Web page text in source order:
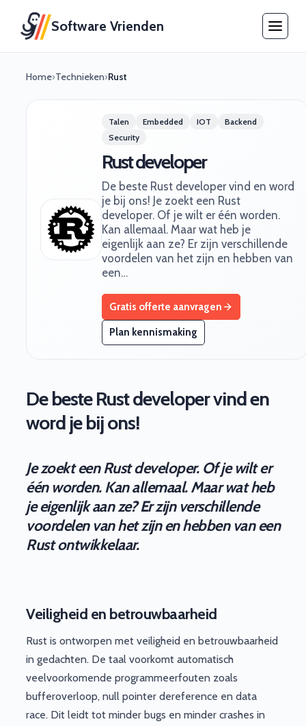
Software Vrienden
Home›Technieken›Rust
Talen Embedded IOT
Backend
Security
Rust developer
De beste Rust developer vind en word
je bij ons! Je zoekt een Rust
developer. Of je wilt er één worden.
Kan allemaal. Maar wat heb je
eigenlijk aan ze? Er zijn verschillende
voordelen van het zijn en hebben van
een…
Gratis offerte aanvragen
Plan kennismaking
De beste Rust developer vind en
word je bij ons!
Je zoekt een Rust developer. Of je wilt er
één worden. Kan allemaal. Maar wat heb
je eigenlijk aan ze? Er zijn verschillende
voordelen van het zijn en hebben van een
Rust ontwikkelaar.
Veiligheid en betrouwbaarheid
Rust is ontworpen met veiligheid en betrouwbaarheid
in gedachten. De taal voorkomt automatisch
veelvoorkomende programmeerfouten zoals
bufferoverloop, null pointer dereference en data
race. Dit leidt tot minder bugs en minder crashes in